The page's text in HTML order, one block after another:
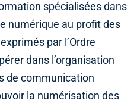
spécialisées dans
numérique au profit des
par l’Ordre
dans l’organisation
de communication
la numérisation des